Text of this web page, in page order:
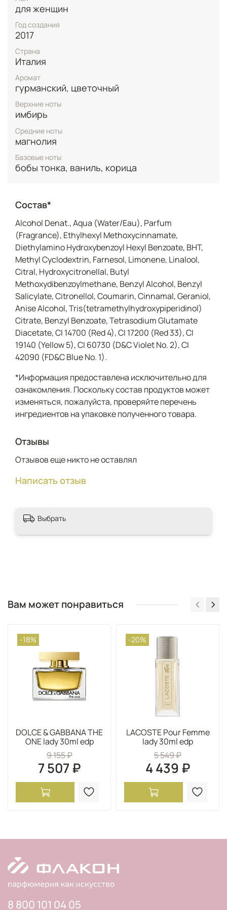
выбором для дневного использования в теплое
время года.
для женщин
Год создания
2017
Страна
Италия
Аромат
гурманский, цветочный
Верхние ноты
имбирь
Средние ноты
магнолия
Базовые ноты
бобы тонка, ваниль, корица
Состав*
Alcohol Denat., Aqua (Water/Eau), Parfum
(Fragrance), Ethylhexyl Methoxycinnamate,
Diethylamino Hydroxybenzoyl Hexyl Benzoate, BHT,
Methyl Cyclodextrin, Farnesol, Limonene, Linalool,
Citral, Hydroxycitronellal, Butyl
Methoxydibenzoylmethane, Benzyl Alcohol, Benzyl
Salicylate, Citronellol, Coumarin, Cinnamal, Geraniol,
Anise Alcohol, Tris(tetramethylhydroxypiperidinol)
Citrate, Benzyl Benzoate, Tetrasodium Glutamate
Diacetate, CI 14700 (Red 4), CI 17200 (Red 33), CI
19140 (Yellow 5), CI 60730 (D&C Violet No. 2), CI
42090 (FD&C Blue No. 1).
*Информация предоставлена исключительно для
ознакомления. Поскольку состав продуктов может
изменяться, пожалуйста, проверяйте перечень
ингредиентов на упаковке полученного товара.
Отзывы
Отзывов еще никто не оставлял
Написать отзыв
Выбрать
Вам может понравиться
-18%
DOLCE & GABBANA THE
ONE lady 30ml edp
9 155 ₽
7 507 ₽
-20%
LACOSTE Pour Femme
lady 30ml edp
5 549 ₽
4 439 ₽
8 800 101 04 05